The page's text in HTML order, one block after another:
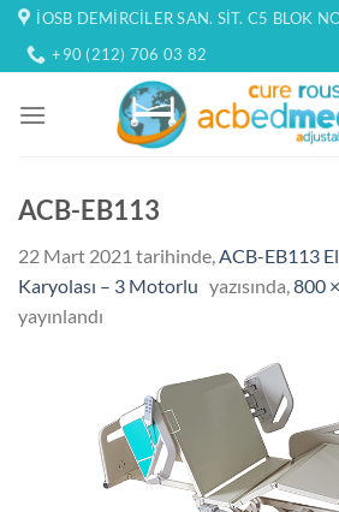
İçeriğe
atla
İOSB DEMIRCILER SAN. SIT. C5 BLOK
+90 (212) 706 03 82
ACB-EB113
22 Mart 2021 tarihinde,ACB-EB113
Karyolası – 3 Motorlu yazısında,800
yayınlandı